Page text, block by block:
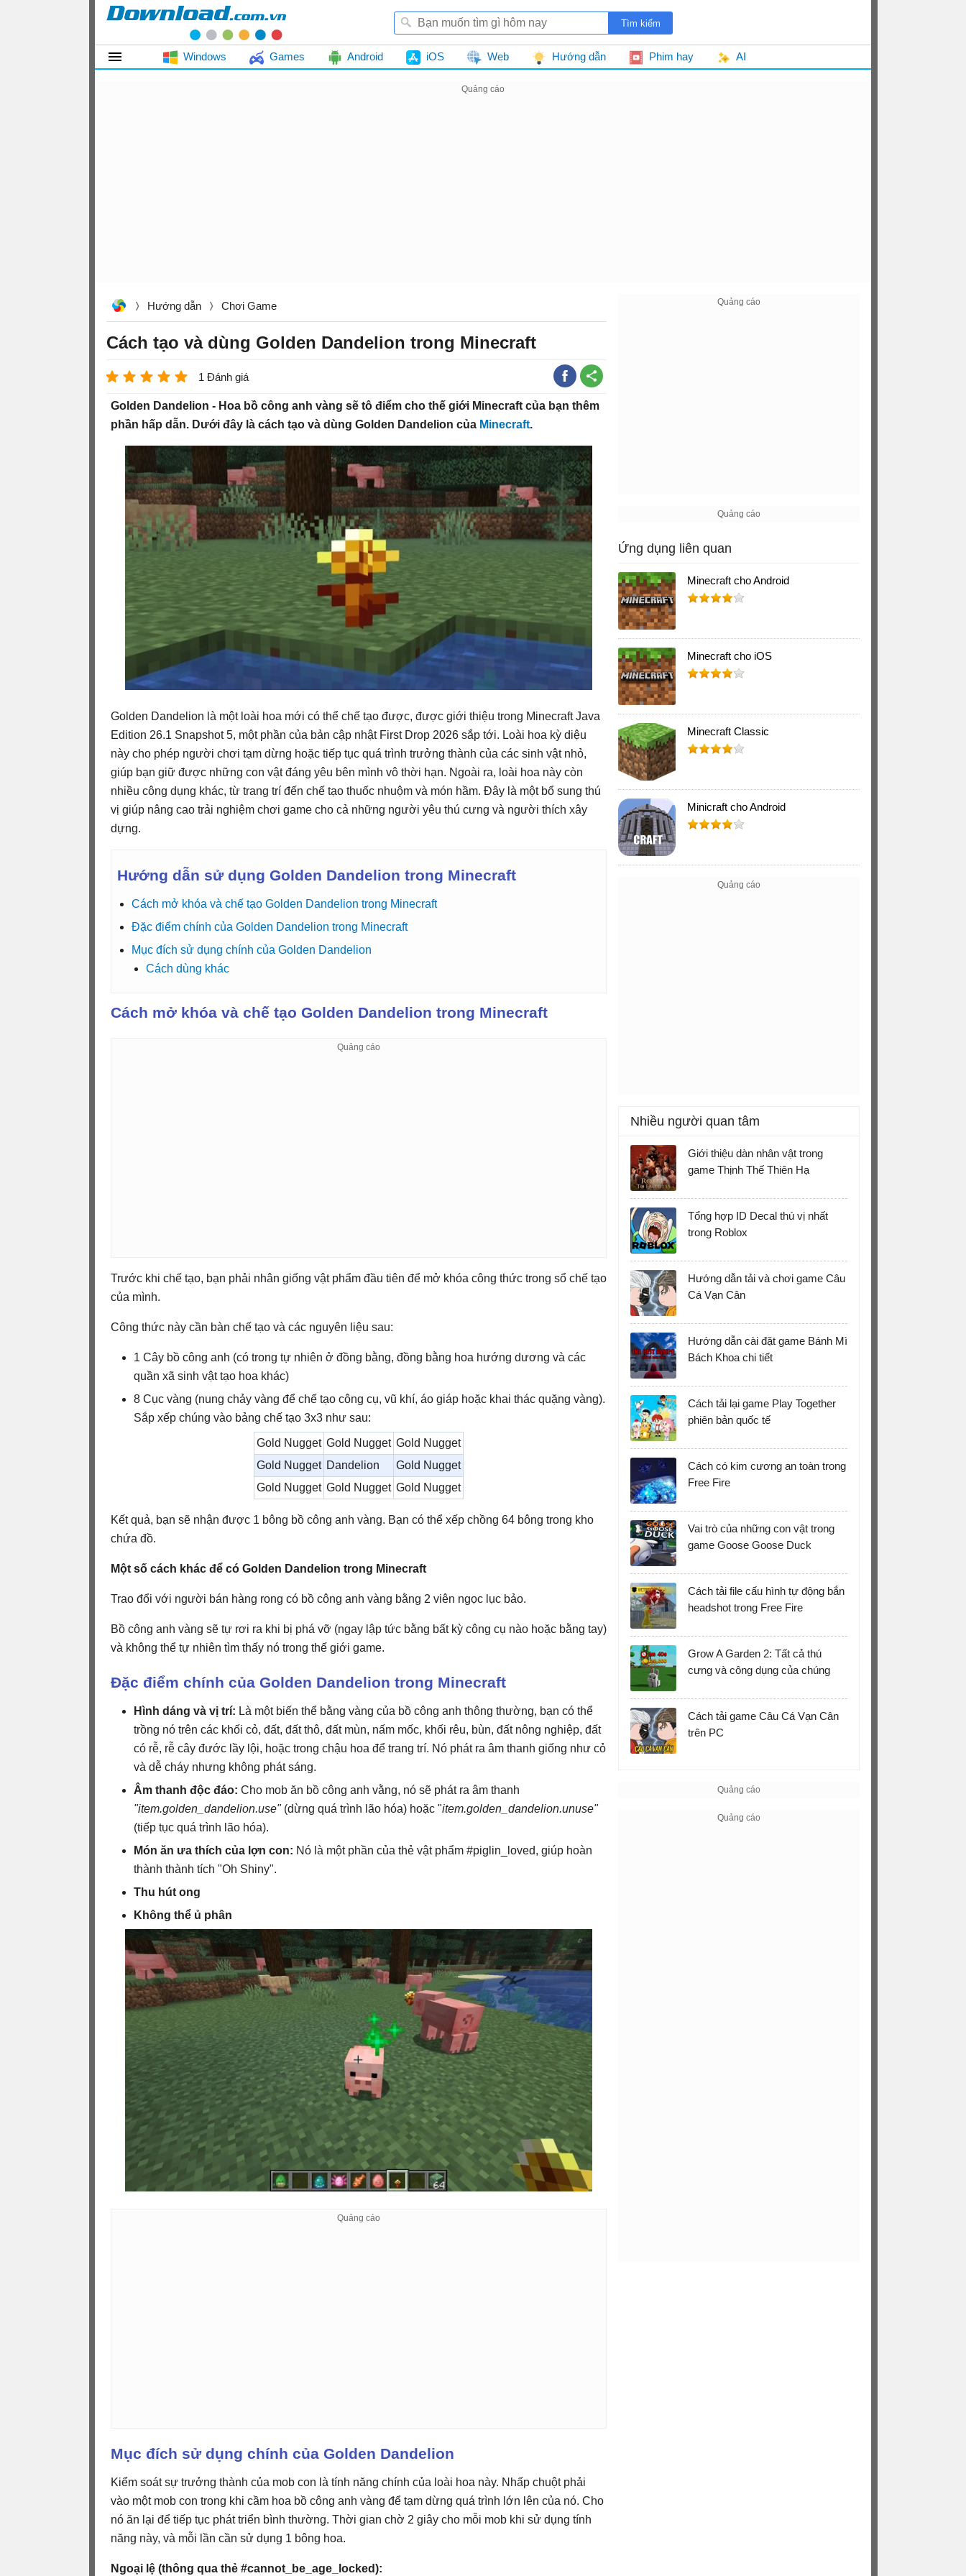
Windows Games Android iOS Web Hướng dẫn Phim hay AI
Hướng dẫn Chơi Game
Cách tạo và dùng Golden Dandelion trong Minecraft
1 Đánh giá
Golden Dandelion - Hoa bồ công anh vàng sẽ tô điểm cho thế giới Minecraft của bạn thêm
phần hấp dẫn. Dưới đây là cách tạo và dùng Golden Dandelion của Minecraft.
Golden Dandelion là một loài hoa mới có thể chế tạo được, được giới thiệu trong Minecraft Java
Edition 26.1 Snapshot 5, một phần của bản cập nhật First Drop 2026 sắp tới. Loài hoa kỳ diệu
này cho phép người chơi tạm dừng hoặc tiếp tục quá trình trưởng thành của các sinh vật nhỏ,
giúp bạn giữ được những con vật đáng yêu bên mình vô thời hạn. Ngoài ra, loài hoa này còn
nhiều công dụng khác, từ trang trí đến chế tạo thuốc nhuộm và món hầm. Đây là một bổ sung thú
vị giúp nâng cao trải nghiệm chơi game cho cả những người yêu thú cưng và người thích xây
dựng.
Hướng dẫn sử dụng Golden Dandelion trong Minecraft
Cách mở khóa và chế tạo Golden Dandelion trong Minecraft
Đặc điểm chính của Golden Dandelion trong Minecraft
Mục đích sử dụng chính của Golden Dandelion
Cách dùng khác
Cách mở khóa và chế tạo Golden Dandelion trong Minecraft
Trước khi chế tạo, bạn phải nhân giống vật phẩm đầu tiên để mở khóa công thức trong sổ chế tạo
của mình.
Công thức này cần bàn chế tạo và các nguyên liệu sau:
1 Cây bồ công anh (có trong tự nhiên ở đồng bằng, đồng bằng hoa hướng dương và các
quần xã sinh vật tạo hoa khác)
8 Cục vàng (nung chảy vàng để chế tạo công cụ, vũ khí, áo giáp hoặc khai thác quặng vàng).
Sắp xếp chúng vào bảng chế tạo 3x3 như sau:
Gold Nugget Gold Nugget Gold Nugget
Gold Nugget Dandelion
Gold Nugget
Gold Nugget Gold Nugget Gold Nugget
Kết quả, bạn sẽ nhận được 1 bông bồ công anh vàng. Bạn có thể xếp chồng 64 bông trong kho
chứa đồ.
Một số cách khác để có Golden Dandelion trong Minecraft
Trao đổi với người bán hàng rong có bồ công anh vàng bằng 2 viên ngọc lục bảo.
Bồ công anh vàng sẽ tự rơi ra khi bị phá vỡ (ngay lập tức bằng bất kỳ công cụ nào hoặc bằng tay)
và không thể tự nhiên tìm thấy nó trong thế giới game.
Đặc điểm chính của Golden Dandelion trong Minecraft
Hình dáng và vị trí: Là một biến thể bằng vàng của bồ công anh thông thường, bạn có thể
trồng nó trên các khối cỏ, đất, đất thô, đất mùn, nấm mốc, khối rêu, bùn, đất nông nghiệp, đất
có rễ, rễ cây đước lầy lội, hoặc trong chậu hoa để trang trí. Nó phát ra âm thanh giống như cỏ
và dễ cháy nhưng không phát sáng.
Âm thanh độc đáo: Cho mob ăn bồ công anh vằng, nó sẽ phát ra âm thanh
"item.golden_dandelion.use"(dừng quá trình lão hóa) hoặc "item.golden_dandelion.unuse"
(tiếp tục quá trình lão hóa).
Món ăn ưa thích của lợn con: Nó là một phần của thẻ vật phẩm #piglin_loved, giúp hoàn
thành thành tích "Oh Shiny".
Thu hút ong
Không thể ủ phân
Mục đích sử dụng chính của Golden Dandelion
Kiểm soát sự trưởng thành của mob con là tính năng chính của loài hoa này. Nhấp chuột phải
vào một mob con trong khi cầm hoa bồ công anh vàng để tạm dừng quá trình lớn lên của nó. Cho
nó ăn lại để tiếp tục phát triển bình thường. Thời gian chờ 2 giây cho mỗi mob khi sử dụng tính
năng này, và mỗi lần cần sử dụng 1 bông hoa.
Ngoại lệ (thông qua thẻ #cannot_be_age_locked):
Ứng dụng liên quan
Minecraft cho Android
Minecraft cho iOS
Minecraft Classic
Minicraft cho Android
Nhiều người quan tâm
Giới thiệu dàn nhân vật trong
game Thịnh Thế Thiên Hạ
Tổng hợp ID Decal thú vị nhất
trong Roblox
Hướng dẫn tải và chơi game Câu
Cá Vạn Cân
Hướng dẫn cài đặt game Bánh Mì
Bách Khoa chi tiết
Cách tải lại game Play Together
phiên bản quốc tế
Cách có kim cương an toàn trong
Free Fire
Vai trò của những con vật trong
game Goose Goose Duck
Cách tải file cấu hình tự động bắn
headshot trong Free Fire
Grow A Garden 2: Tất cả thú
cưng và công dụng của chúng
Cách tải game Câu Cá Vạn Cân
trên PC